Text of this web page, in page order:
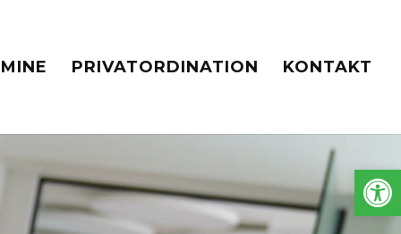
PRIVATORDINATION KONTAKT